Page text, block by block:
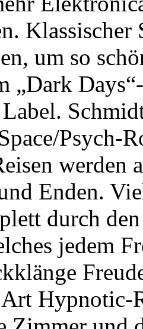
um so
„Dark
Psych-
werden
Enden.
durch
jedem